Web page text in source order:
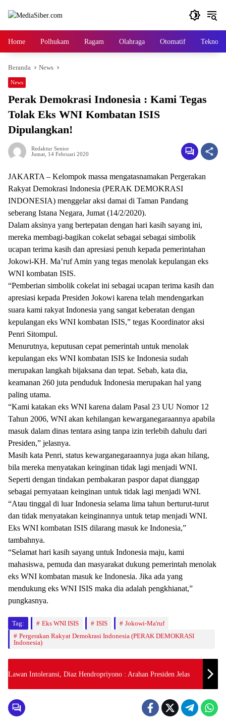
Home Polhukam Ragam Olahraga Otomatif Tekno
Beranda News
News
Perak Demokrasi Indonesia : Kami Tegas
Tolak Eks WNI Kombatan ISIS
Dipulangkan!
Redaktur Senior
Jumat, 14 Februari 2020
JAKARTA – Kelompok massa mengatasnamakan Pergerakan
Rakyat Demokrasi Indonesia (PERAK DEMOKRASI
INDONESIA) menggelar aksi damai di Taman Pandang
seberang Istana Negara, Jumat (14/2/2020).
Dalam aksinya yang bertepatan dengan hari kasih sayang ini,
mereka membagi-bagikan cokelat sebagai sebagai simbolik
ucapan terima kasih dan apresiasi penuh kepada pemerintahan
Jokowi-KH. Ma’ruf Amin yang tegas menolak kepulangan eks
WNI kombatan ISIS.
“Pemberian simbolik cokelat ini sebagai ucapan terima kasih dan
apresiasi kepada Presiden Jokowi karena telah mendengarkan
suara kami rakyat Indonesia yang sangat keberatan dengan
kepulangan eks WNI kombatan ISIS,” tegas Koordinator aksi
Penri Sitompul.
Menurutnya, keputusan cepat pemerintah untuk menolak
kepulangan eks WNI kombatan ISIS ke Indonesia sudah
merupakan langkah bijaksana dan tepat. Sebab, kata dia,
keamanan 260 juta penduduk Indonesia merupakan hal yang
paling utama.
“Kami katakan eks WNI karena dalam Pasal 23 UU Nomor 12
Tahun 2006, WNI akan kehilangan kewarganegaraannya apabila
masuk dalam dinas tentara asing tanpa izin terlebih dahulu dari
Presiden,” jelasnya.
Masih kata Penri, status kewarganegaraannya juga akan hilang,
bila mereka menyatakan keinginan tidak lagi menjadi WNI.
Seperti dengan tindakan pembakaran paspor dapat dianggap
sebagai pernyataan keinginan untuk tidak lagi menjadi WNI.
“Atau tinggal di luar Indonesia selama lima tahun berturut-turut
dan tidak menyatakan keinginannya untuk tetap menjadi WNI.
Eks WNI kombatan ISIS dilarang masuk ke Indonesia,”
tambahnya.
“Selamat hari kasih sayang untuk Indonesia maju, kami
mahasiswa, pemuda dan masyarakat dukung pemerintah menolak
eks WNI kombatan masuk ke Indonesia. Jika ada yang
mendukung eks WNI ISIS maka dia adalah pengkhianat,”
pungkasnya.
Tag: Eks WNI ISIS ISIS
Jokowi-Ma'ruf
Pergerakan Rakyat Demokrasi Indonesia (PERAK DEMOKRASI
Indonesia)
Lawan Intoleransi, Diaz Hendropriyono : Arahan Presiden Jelas